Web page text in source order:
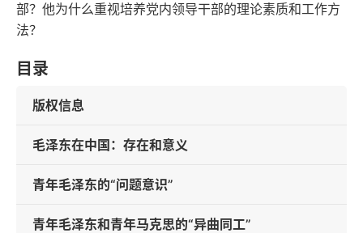
部？他为什么重视培养党内领导干部的理论素质和工作方
法？
目录
版权信息
毛泽东在中国：存在和意义
青年毛泽东的“问题意识”
青年毛泽东和青年马克思的“异曲同工”